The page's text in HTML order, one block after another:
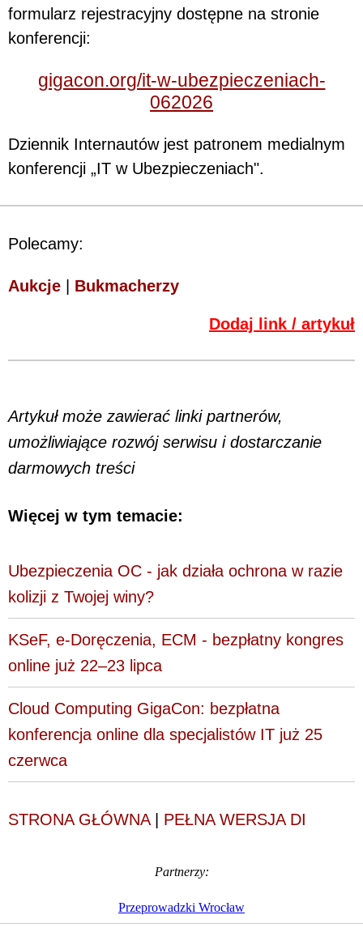
formularz rejestracyjny dostępne na stronie
konferencji:
gigacon.org/it-w-ubezpieczeniach-
062026
Dziennik Internautów jest patronem medialnym
konferencji „IT w Ubezpieczeniach".
Polecamy:
Aukcje Bukmacherzy
Dodaj link / artykuł
Artykuł może zawierać linki partnerów,
umożliwiające rozwój serwisu i dostarczanie
darmowych treści
Więcej w tym temacie:
Ubezpieczenia OC - jak działa ochrona w razie
kolizji z Twojej winy?
KSeF, e-Doręczenia, ECM - bezpłatny kongres
online już 22–23 lipca
Cloud Computing GigaCon: bezpłatna
konferencja online dla specjalistów IT już 25
czerwca
STRONA GŁÓWNA| PEŁNA WERSJA DI
Partnerzy:
Przeprowadzki Wrocław